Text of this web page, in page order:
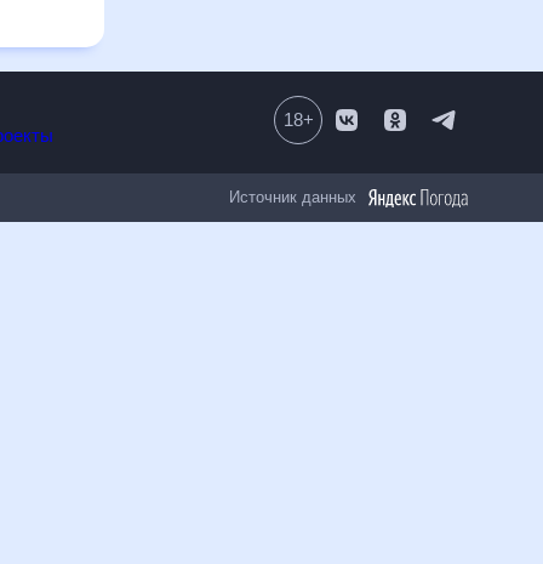
18+
Источник данных